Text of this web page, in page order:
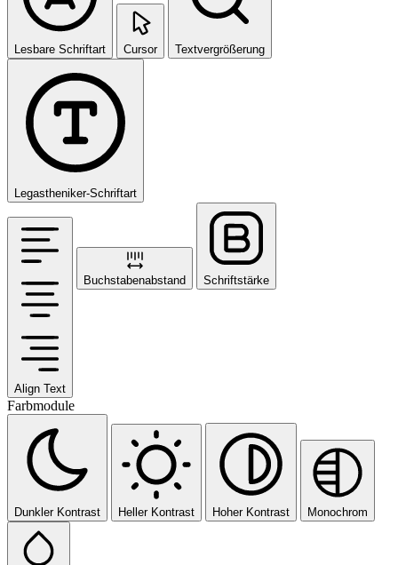
Lesbare Schriftart Cursor Textvergrößerung
Legastheniker-Schriftart
Align Text
Buchstabenabstand Schriftstärke
Farbmodule
Dunkler Kontrast Heller Kontrast Hoher Kontrast Monochrom